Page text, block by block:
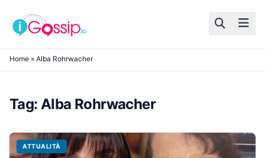
Skip to content
Home » Alba Rohrwacher
Tag: Alba Rohrwacher
ATTUALITÀ